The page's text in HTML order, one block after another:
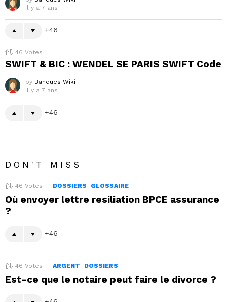
il y a 7 ans
46
46 Votes
SWIFT & BIC : WENDEL SE PARIS SWIFT Code
by Banques Wiki
il y a 7 ans
46
DON'T MISS
46 Votes DOSSIERS GLOSSAIRE
Où envoyer lettre resiliation BPCE assurance
?
46
46 Votes ARGENT DOSSIERS
Est-ce que le notaire peut faire le divorce ?